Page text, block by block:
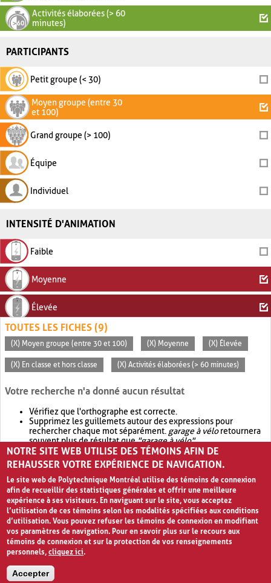
Activités élaborées (> 60
minutes)
PARTICIPANTS
Petit groupe (< 30)
Moyen groupe (entre 30
et 100)
Grand groupe (> 100)
Équipe
Individuel
INTENSITÉ D'ANIMATION
Faible
Moyenne
Élevée
TOUTES LES FICHES (9)
(X) Moyen groupe (entre 30 et 100) (X) Moyenne (X) Élevée
(X) En classe et hors classe (X) Activités élaborées (> 60 minutes)
Votre recherche n'a donné aucun résultat
Vérifiez que l'orthographe est correcte.
Supprimez les guillemets autour des expressions pour
rechercher chaque mot séparément. garage à véloretournera
souvent plus de résultat que"garage à vélo".
Envisagez d'élargir votre recherche avec OR.garage OR vélo
retournera souvent plus de résultat quegarage à vélo
NOTRE SITE WEB UTILISE DES TÉMOINS AFIN DE
REHAUSSER VOTRE EXPÉRIENCE DE NAVIGATION.
Le site web de Polytechnique Montréal utilise des témoins de connexion
afin de recueillir des statistiques générales et offrir une meilleure
expérience à ses visiteurs. En naviguant sur le site, vous acceptez
l’utilisation de ces témoins selon les modalités spécifiées aux conditions
d’utilisation. Vous pouvez refuser les témoins de connexion en modifiant
vos paramètres de navigation. Pour en savoir plus sur le recours aux
témoins de connexion et sur la protection de vos renseignements
personnels,cliquez ici.
Accepter